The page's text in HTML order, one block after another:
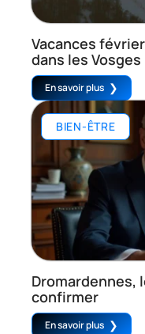
Vacances
dans les Vosges
En savoir plus
BIEN-ÊTRE
Dromardennes,
confirmer
En savoir plus